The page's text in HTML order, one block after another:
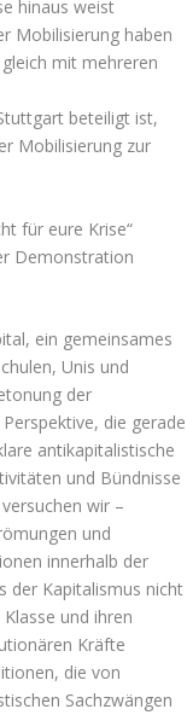
hinaus weist
Mobilisierung haben
mit mehreren
beteiligt ist,
Mobilisierung zur
für eure Krise“
Demonstration
ein gemeinsames
Unis und
der
die gerade
antikapitalistische
und Bündnisse
wir –
und
innerhalb der
der Kapitalismus nicht
und ihren
Kräfte
die von
Sachzwängen